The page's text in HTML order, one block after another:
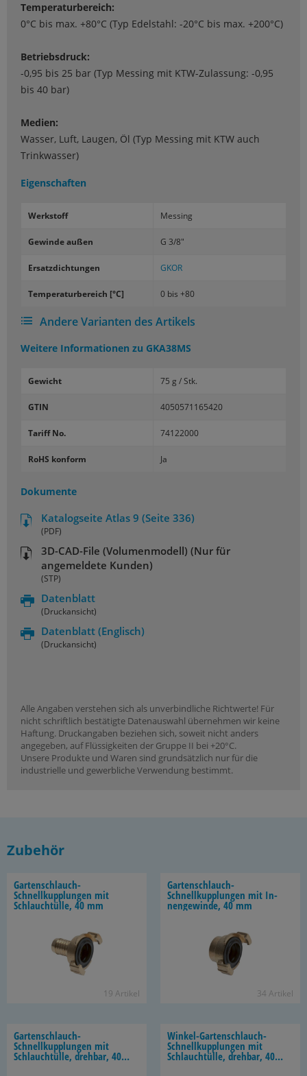
Temperaturbereich:
0°C bis max. +80°C (Typ Edelstahl: -20°C bis max. +200°C)
Betriebsdruck:
-0,95 bis 25 bar (Typ Messing mit KTW-Zulassung: -0,95
bis 40 bar)
Medien:
Wasser, Luft, Laugen, Öl (Typ Messing mit KTW auch
Trinkwasser)
Eigenschaften
Werk­stoff Mes­sing
Ge­win­de außen G 3/8"
Er­satz­dich­tun­gen GKOR
Tem­pe­ra­tur­be­reich [°C] 0 bis +80
Andere Varianten des Artikels
Weitere Informationen zu GKA38MS
Gewicht 75 g / Stk.
GTIN 4050571165420
Tariff No. 74122000
RoHS konform Ja
Dokumente
Katalogseite Atlas 9 (Seite 336)
(PDF)
3D-CAD-File (Volumenmodell) (Nur für
angemeldete Kunden)
(STP)
Datenblatt
(Druckansicht)
Datenblatt (Englisch)
(Druckansicht)
Alle Angaben verstehen sich als unverbindliche Richtwerte! Für
nicht schriftlich bestätigte Datenauswahl übernehmen wir keine
Haftung. Druckangaben beziehen sich, soweit nicht anders
angegeben, auf Flüssigkeiten der Gruppe II bei +20°C.
Unsere Produkte und Waren sind grundsätzlich nur für die
industrielle und gewerbliche Verwendung bestimmt.
Zubehör
Gartenschlauch-​
Schnellkupplungen mit
Schlauch­tül­le, 40 mm
19 Ar­ti­kel
Gartenschlauch-​
Schnellkupplungen mit In­
nen­ge­win­de, 40 mm
34 Ar­ti­kel
Gartenschlauch-​
Schnellkupplungen mit
Schlauch­tül­le, dreh­bar, 40
Winkel-​Gartenschlauch-
Schnellkupplungen mit
Schlauch­tül­le, dreh­bar, 40